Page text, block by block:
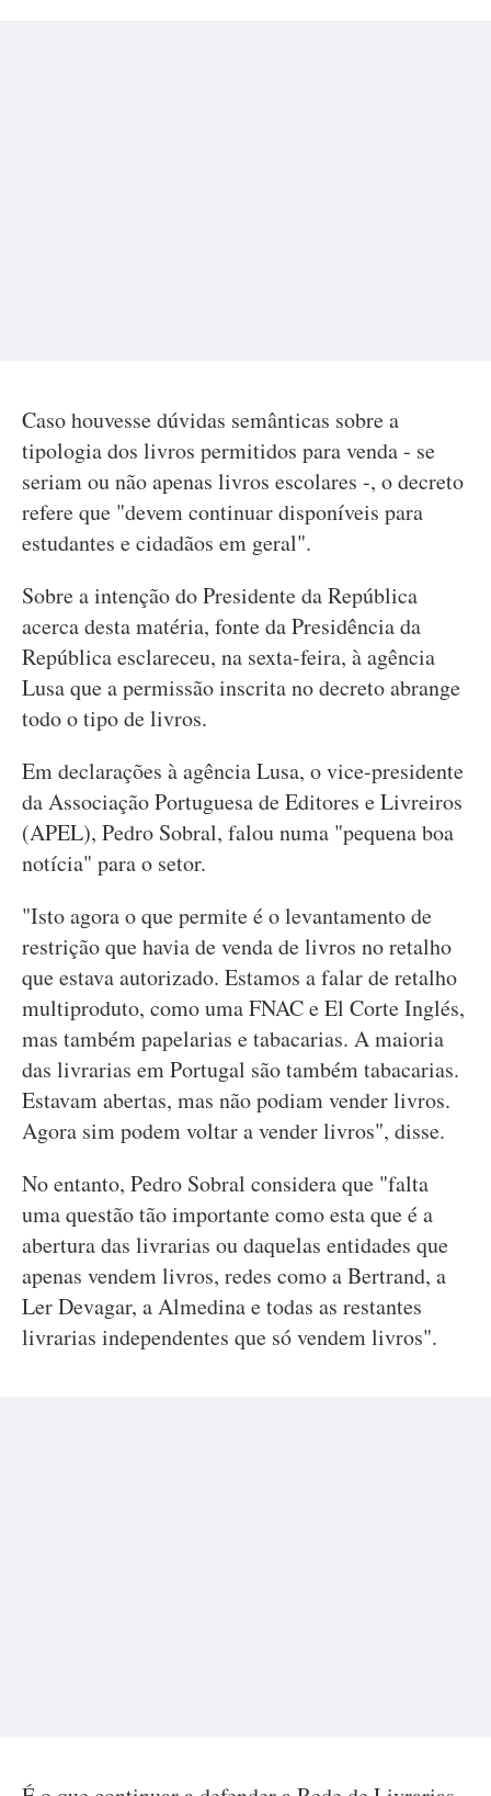
Caso houvesse dúvidas semânticas sobre a
tipologia dos livros permitidos para venda - se
seriam ou não apenas livros escolares -, o decreto
refere que "devem continuar disponíveis para
estudantes e cidadãos em geral".
Sobre a intenção do Presidente da República
acerca desta matéria, fonte da Presidência da
República esclareceu, na sexta-feira, à agência
Lusa que a permissão inscrita no decreto abrange
todo o tipo de livros.
Em declarações à agência Lusa, o vice-presidente
da Associação Portuguesa de Editores e Livreiros
(APEL), Pedro Sobral, falou numa "pequena boa
notícia" para o setor.
"Isto agora o que permite é o levantamento de
restrição que havia de venda de livros no retalho
que estava autorizado. Estamos a falar de retalho
multiproduto, como uma FNAC e El Corte Inglés,
mas também papelarias e tabacarias. A maioria
das livrarias em Portugal são também tabacarias.
Estavam abertas, mas não podiam vender livros.
Agora sim podem voltar a vender livros", disse.
No entanto, Pedro Sobral considera que "falta
uma questão tão importante como esta que é a
abertura das livrarias ou daquelas entidades que
apenas vendem livros, redes como a Bertrand, a
Ler Devagar, a Almedina e todas as restantes
livrarias independentes que só vendem livros".